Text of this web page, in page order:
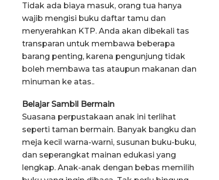
Tidak ada biaya masuk, orang tua hanya
wajib mengisi buku daftar tamu dan
menyerahkan KTP. Anda akan dibekali tas
transparan untuk membawa beberapa
barang penting, karena pengunjung tidak
boleh membawa tas ataupun makanan dan
minuman ke atas..
Belajar Sambil Bermain
Suasana perpustakaan anak ini terlihat
seperti taman bermain. Banyak bangku dan
meja kecil warna-warni, susunan buku-buku,
dan seperangkat mainan edukasi yang
lengkap. Anak-anak dengan bebas memilih